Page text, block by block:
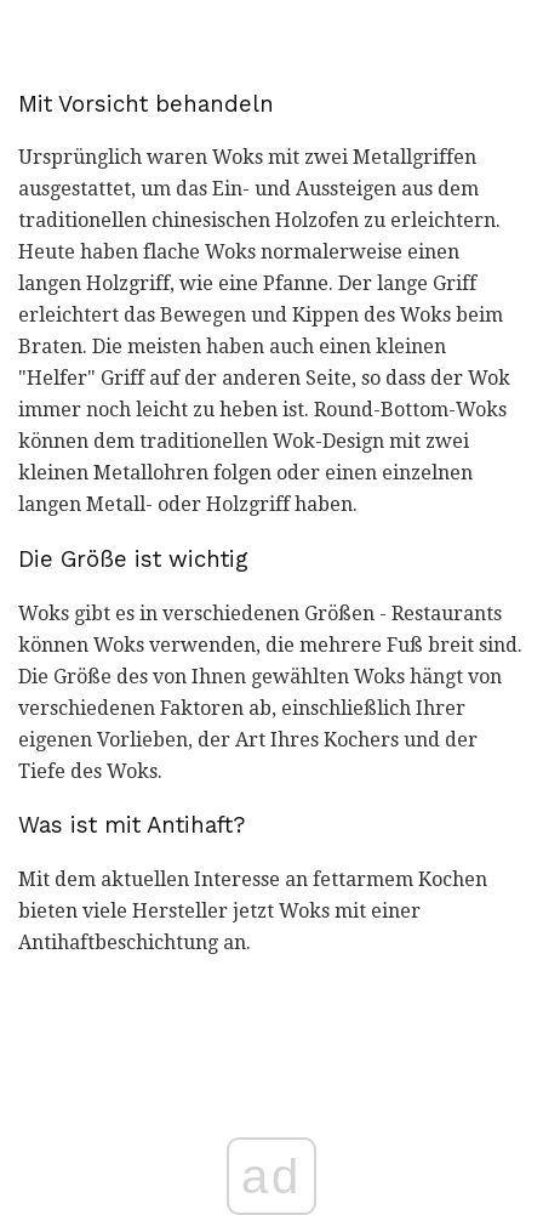
Mit Vorsicht behandeln
Ursprünglich waren Woks mit zwei Metallgriffen
ausgestattet, um das Ein- und Aussteigen aus dem
traditionellen chinesischen Holzofen zu erleichtern.
Heute haben flache Woks normalerweise einen
langen Holzgriff, wie eine Pfanne. Der lange Griff
erleichtert das Bewegen und Kippen des Woks beim
Braten. Die meisten haben auch einen kleinen
"Helfer" Griff auf der anderen Seite, so dass der Wok
immer noch leicht zu heben ist. Round-Bottom-Woks
können dem traditionellen Wok-Design mit zwei
kleinen Metallohren folgen oder einen einzelnen
langen Metall- oder Holzgriff haben.
Die Größe ist wichtig
Woks gibt es in verschiedenen Größen - Restaurants
können Woks verwenden, die mehrere Fuß breit sind.
Die Größe des von Ihnen gewählten Woks hängt von
verschiedenen Faktoren ab, einschließlich Ihrer
eigenen Vorlieben, der Art Ihres Kochers und der
Tiefe des Woks.
Was ist mit Antihaft?
Mit dem aktuellen Interesse an fettarmem Kochen
bieten viele Hersteller jetzt Woks mit einer
Antihaftbeschichtung an.
ad